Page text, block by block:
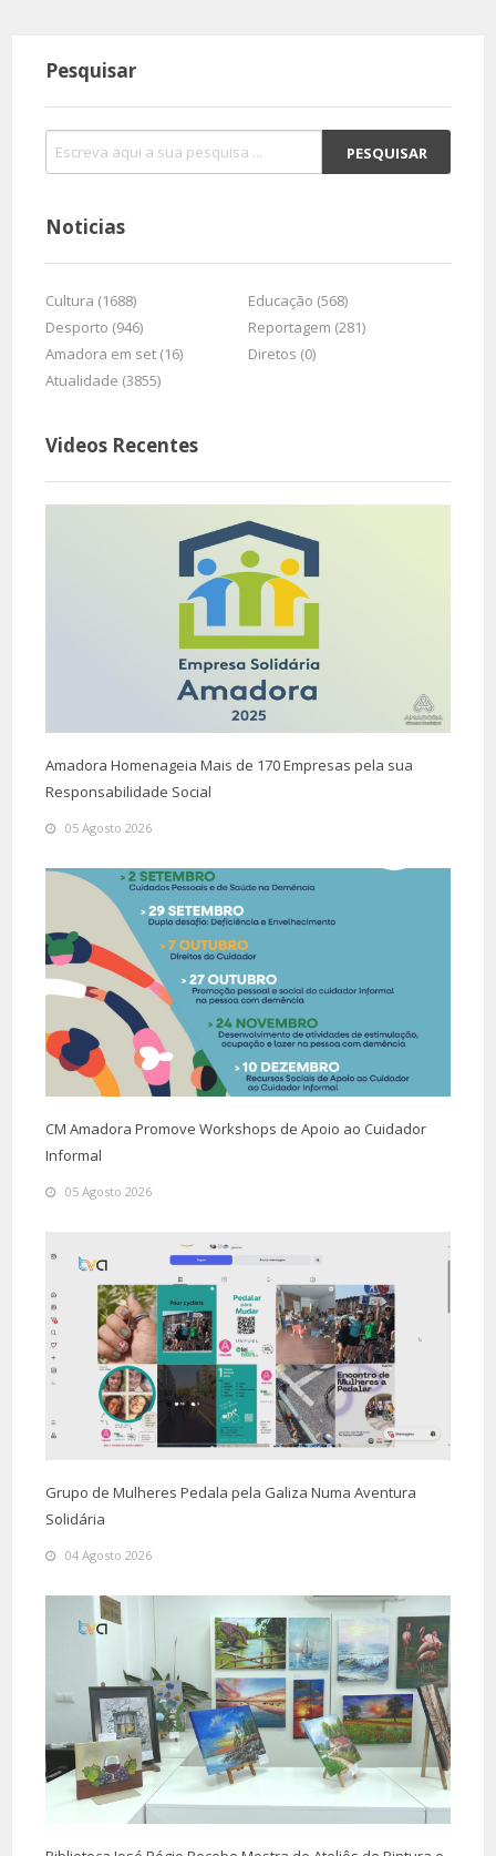
Pesquisar
Noticias
Cultura (1688)
Educação (568)
Desporto (946)
Reportagem (281)
Amadora em set (16)
Diretos (0)
Atualidade (3855)
Videos Recentes
Amadora Homenageia Mais de 170 Empresas pela sua
Responsabilidade Social
05 Agosto 2026
CM Amadora Promove Workshops de Apoio ao Cuidador
Informal
05 Agosto 2026
Grupo de Mulheres Pedala pela Galiza Numa Aventura
Solidária
04 Agosto 2026